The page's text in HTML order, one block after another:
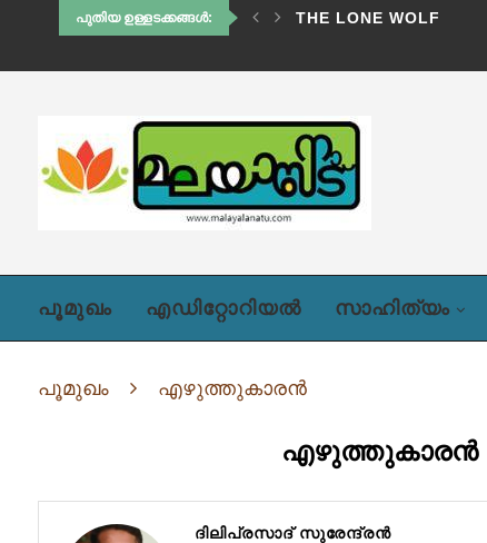
പുതിയ ഉള്ളടക്കങ്ങൾ: THE LONE WOLF
പൂമുഖം എഡിറ്റോറിയൽ സാഹിത്യം
പൂമുഖം എഴുത്തുകാരൻ
എഴുത്തുകാരൻ
ദിലിപ്രസാദ്‌ സുരേന്ദ്രൻ